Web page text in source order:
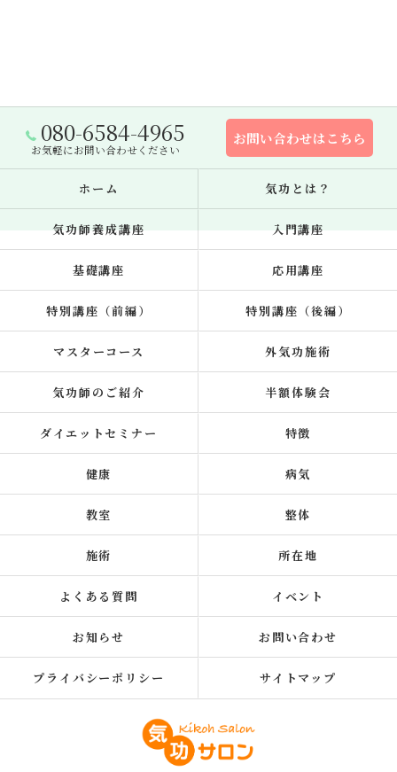
080-6584-4965
お気軽にお問い合わせください
お問い合わせはこちら
ホーム 気功とは？
気功師養成講座 入門講座
基礎講座 応用講座
特別講座（前編） 特別講座（後編）
マスターコース 外気功施術
気功師のご紹介 半額体験会
ダイエットセミナー 特徴
健康 病気
教室 整体
施術 所在地
よくある質問 イベント
お知らせ お問い合わせ
プライバシーポリシー サイトマップ